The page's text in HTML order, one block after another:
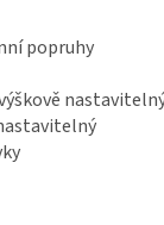
popruhy